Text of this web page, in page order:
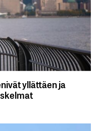
yllättäen ja